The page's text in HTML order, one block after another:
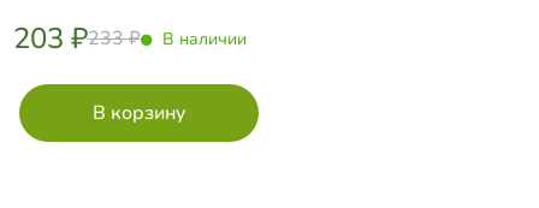
203 ₽233 ₽ В наличии